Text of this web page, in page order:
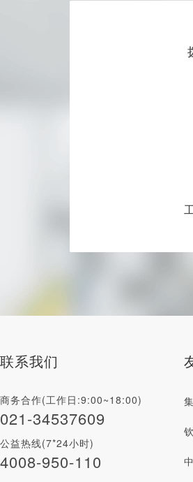
联系我们
商务合作(工作日:9:00~18:00)
021-34537609
公益热线(7*24小时)
4008-950-110